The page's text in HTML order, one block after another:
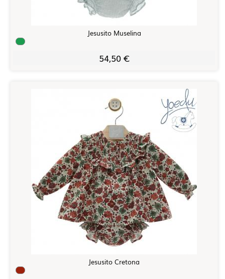
Jesusito Muselina
54,50 €
Jesusito Cretona